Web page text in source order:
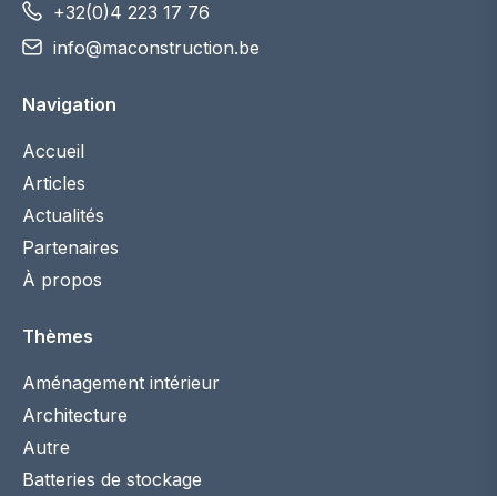
+32(0)4 223 17 76
info@maconstruction.be
Navigation
Accueil
Articles
Actualités
Partenaires
À propos
Thèmes
Aménagement intérieur
Architecture
Autre
Batteries de stockage